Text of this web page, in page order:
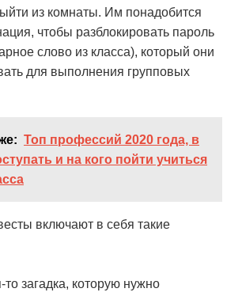
из комнаты. Им понадобится
чтобы разблокировать пароль
слово из класса), который они
для выполнения групповых
Топ профессий 2020 года, в
и на кого пойти учиться
включают в себя такие
загадка, которую нужно